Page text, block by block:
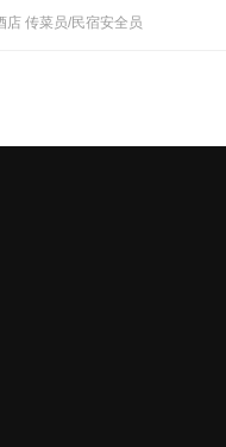
店 传菜员/民宿安全员